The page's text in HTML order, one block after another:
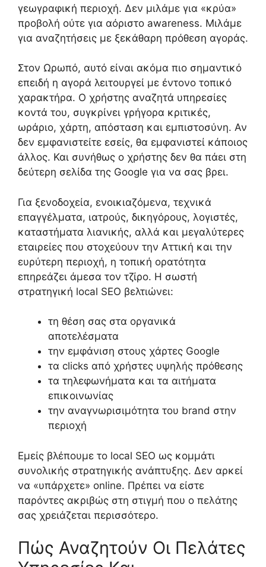
γεωγραφική περιοχή. Δεν μιλάμε για «κρύα»
προβολή ούτε για αόριστο awareness. Μιλάμε
για αναζητήσεις με ξεκάθαρη πρόθεση αγοράς.
Στον Ωρωπό, αυτό είναι ακόμα πιο σημαντικό
επειδή η αγορά λειτουργεί με έντονο τοπικό
χαρακτήρα. Ο χρήστης αναζητά υπηρεσίες
κοντά του, συγκρίνει γρήγορα κριτικές,
ωράριο, χάρτη, απόσταση και εμπιστοσύνη. Αν
δεν εμφανιστείτε εσείς, θα εμφανιστεί κάποιος
άλλος. Και συνήθως ο χρήστης δεν θα πάει στη
δεύτερη σελίδα της Google για να σας βρει.
Για ξενοδοχεία, ενοικιαζόμενα, τεχνικά
επαγγέλματα, ιατρούς, δικηγόρους, λογιστές,
καταστήματα λιανικής, αλλά και μεγαλύτερες
εταιρείες που στοχεύουν την Αττική και την
ευρύτερη περιοχή, η τοπική ορατότητα
επηρεάζει άμεσα τον τζίρο. Η σωστή
στρατηγική local SEO βελτιώνει:
τη θέση σας στα οργανικά
αποτελέσματα
την εμφάνιση στους χάρτες Google
τα clicks από χρήστες υψηλής πρόθεσης
τα τηλεφωνήματα και τα αιτήματα
επικοινωνίας
την αναγνωρισιμότητα του brand στην
περιοχή
Εμείς βλέπουμε το local SEO ως κομμάτι
συνολικής στρατηγικής ανάπτυξης. Δεν αρκεί
να «υπάρχετε» online. Πρέπει να είστε
παρόντες ακριβώς στη στιγμή που ο πελάτης
σας χρειάζεται περισσότερο.
Πώς Αναζητούν Οι Πελάτες